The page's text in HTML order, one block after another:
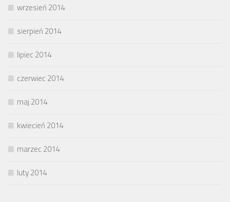
wrzesień 2014
sierpień 2014
lipiec 2014
czerwiec 2014
maj 2014
kwiecień 2014
marzec 2014
luty 2014